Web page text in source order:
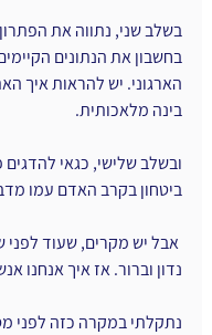
בשלב שני, נתווה את
בחשבון את הנתונים
הארגוני. יש להראות איך
בינה מלאכותית.
ובשלב שלישי, כגאי
ביטחון בקרב האדם עמו
אבל יש מקרים, שעוד לפני
נדון וברור. אז איך אנחנו
נתקלתי במקרה כזה לפני